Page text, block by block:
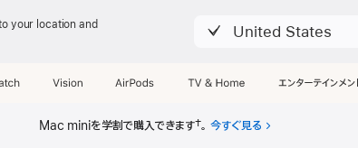
your location and
United States
Vision AirPods TV & Home エンターテインメン
概要 仕様
Mac miniを学割で購入できます†。今すぐ見る